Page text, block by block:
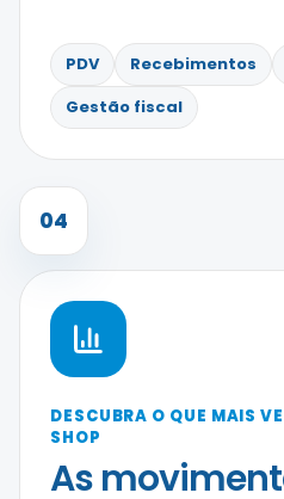
PDV Recebimentos
Gestão fiscal
04
DESCUBRA O QUE MAIS
SHOP
As